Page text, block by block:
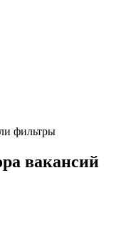
фильтры
вакансий